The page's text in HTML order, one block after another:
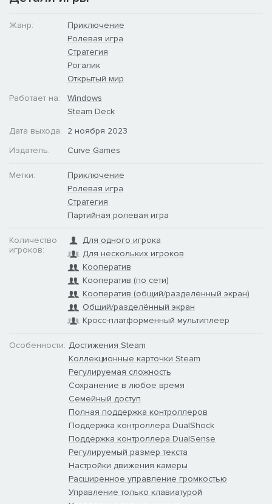
ТЕМНЫЙ КАРНАВАЛ ЖДЕТ ВАС
Не пропустите! Испытайте свои навыки в бесконечном
режиме подземелий в Dark Carnival. Под предводительством
коварного шпрехшталмейстера вы должны покорить как
можно больше уровней до своей неизбежной гибели.
Собирайте билеты на карнавал, чтобы исследовать новые
Колесо смерти, пытаясь избежать своей судьбы. Как далеко
заведет вас темный карнавал?
ИГРА ВЧЕТВЕРОМ
Отправляйтесь в путь по Фарулу в одиночку или берите с
собой до трех друзей. В одиночном режиме вы будете
управлять всеми персонажами команды и самостоятельно
определять стратегию, а в совместной игре вам придется
координировать свои действия с другими и вести
переговоры. Управляйте своими персонажами, играя с
друзьями по сети или на одном компьютере в
кооперативном режиме. Совместная игра поддерживает
несколько контроллеров, которые работают по очередности
Жанр:
Приключение
Ролевая игра
Стратегия
Рогалик
Открытый мир
Работает на:
Windows
Steam Deck
Дата выхода:
2 ноября 2023
Издатель:
Curve Games
Метки:
Приключение
Ролевая игра
Стратегия
Партийная ролевая игра
Количество
игроков:
Для одного игрока
Для нескольких игроков
Кооператив
Кооператив (по сети)
Кооператив (общий/разделённый экран)
Общий/разделённый экран
Кросс-платформенный мультиплеер
Особенности: Достижения Steam
Коллекционные карточки Steam
Регулируемая сложность
Сохранение в любое время
Семейный доступ
Полная поддержка контроллеров
Поддержка контроллера DualShock
Поддержка контроллера DualSense
Регулируемый размер текста
Настройки движения камеры
Расширенное управление громкостью
Управление только клавиатурой